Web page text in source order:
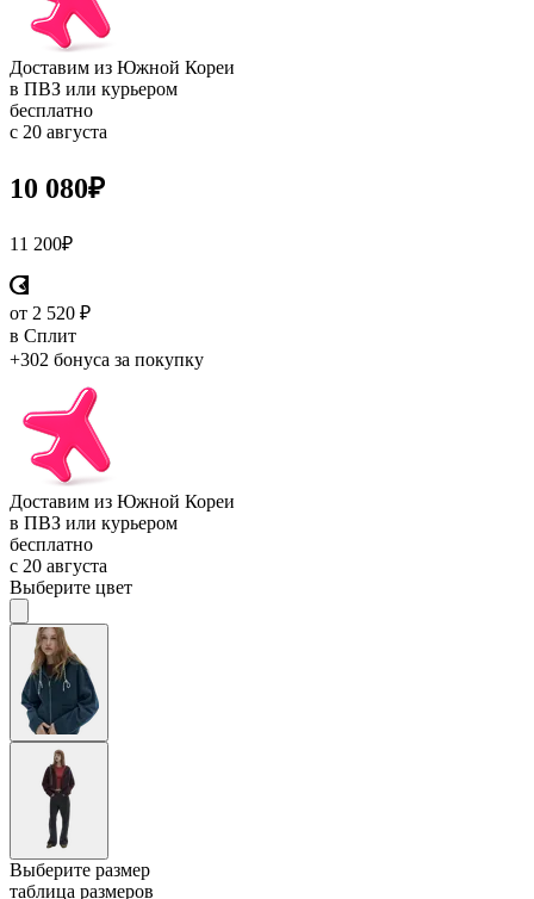
Доставим из Южной Кореи
в ПВЗ или курьером
бесплатно
с 20 августа
10 080₽
11 200₽
от 2 520 ₽
в Сплит
+302 бонуса за покупку
Доставим из Южной Кореи
в ПВЗ или курьером
бесплатно
с 20 августа
Выберите цвет
Выберите размер
таблица размеров